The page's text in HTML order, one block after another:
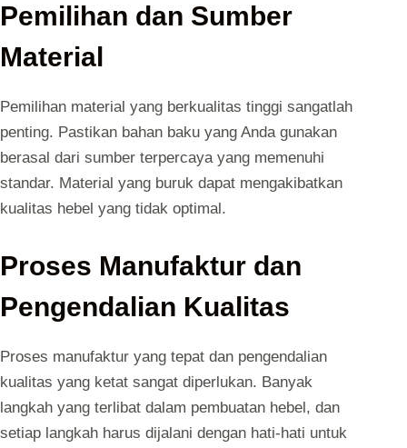
Pemilihan dan Sumber
Material
Pemilihan material yang berkualitas tinggi sangatlah
penting. Pastikan bahan baku yang Anda gunakan
berasal dari sumber terpercaya yang memenuhi
standar. Material yang buruk dapat mengakibatkan
kualitas hebel yang tidak optimal.
Proses Manufaktur dan
Pengendalian Kualitas
Proses manufaktur yang tepat dan pengendalian
kualitas yang ketat sangat diperlukan. Banyak
langkah yang terlibat dalam pembuatan hebel, dan
setiap langkah harus dijalani dengan hati-hati untuk